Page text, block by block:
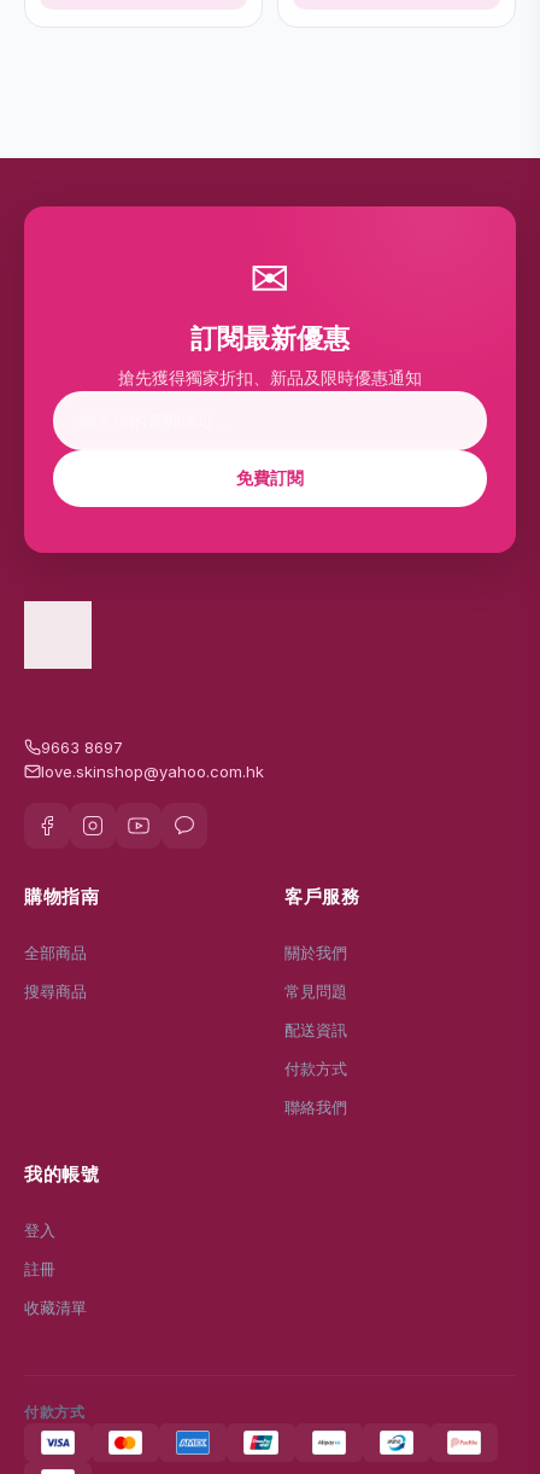
✉
訂閱最新優惠
搶先獲得獨家折扣、新品及限時優惠通知
免費訂閱
9663 8697
love.skinshop@yahoo.com.hk
購物指南
全部商品
搜尋商品
客戶服務
關於我們
常見問題
配送資訊
付款方式
聯絡我們
我的帳號
登入
註冊
收藏清單
付款方式